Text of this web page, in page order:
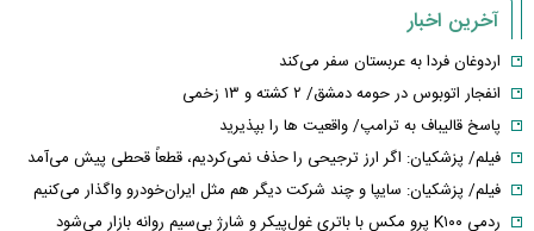
آخرین اخبار
اردوغان فردا به عربستان سفر می‌کند
انفجار اتوبوس در حومه دمشق/ ۲ کشته و ۱۳ زخمی
پاسخ قالیباف به ترامپ/ واقعیت ها را بپذیرید
فیلم/ پزشکیان: اگر ارز ترجیحی را حذف نمی‌کردیم، قطعاً قحطی پیش می‌آمد
فیلم/ پزشکیان: سایپا و چند شرکت دیگر هم مثل ایران‌خودرو واگذار می‌کنیم
ردمی K۱۰۰ پرو مکس با باتری غول‌پیکر و شارژ بی‌سیم روانه بازار می‌شود